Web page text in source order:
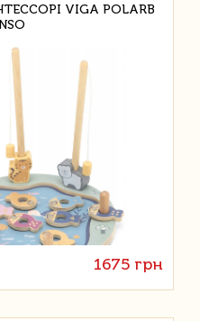
VIGA POLARB
1675 грн